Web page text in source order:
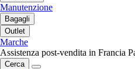
Manutenzione
Bagagli
Outlet
Marche
Assistenza post-vendita in Francia
Cerca